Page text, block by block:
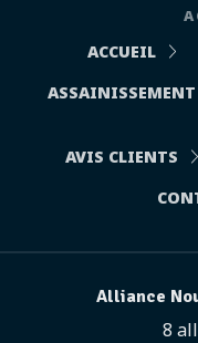
ACCUEIL
ASSAINISSEMENT
AVIS CLIENTS
Alliance
8